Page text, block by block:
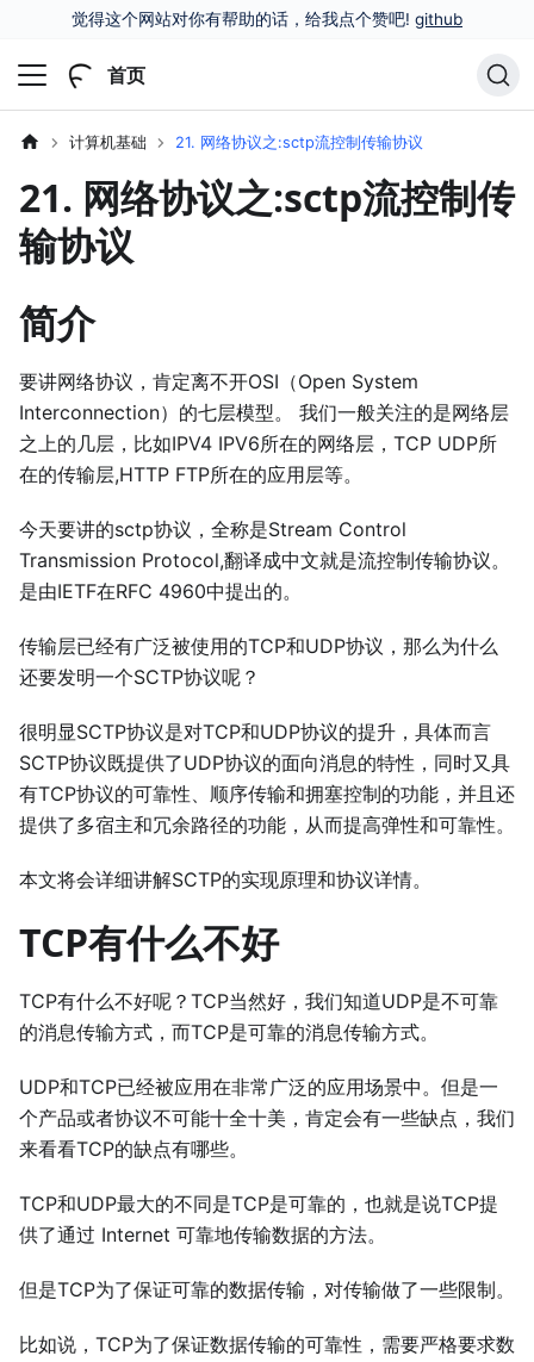
觉得这个网站对你有帮助的话，给我点个赞吧! github
首页
计算机基础 21. 网络协议之:sctp流控制传输协议
21. 网络协议之:sctp流控制传
输协议
简介
要讲网络协议，肯定离不开OSI（Open System
Interconnection）的七层模型。 我们一般关注的是网络层
之上的几层，比如IPV4 IPV6所在的网络层，TCP UDP所
在的传输层,HTTP FTP所在的应用层等。
今天要讲的sctp协议，全称是Stream Control
Transmission Protocol,翻译成中文就是流控制传输协议。
是由IETF在RFC 4960中提出的。
传输层已经有广泛被使用的TCP和UDP协议，那么为什么
还要发明一个SCTP协议呢？
很明显SCTP协议是对TCP和UDP协议的提升，具体而言
SCTP协议既提供了UDP协议的面向消息的特性，同时又具
有TCP协议的可靠性、顺序传输和拥塞控制的功能，并且还
提供了多宿主和冗余路径的功能，从而提高弹性和可靠性。
本文将会详细讲解SCTP的实现原理和协议详情。
TCP有什么不好
TCP有什么不好呢？TCP当然好，我们知道UDP是不可靠
的消息传输方式，而TCP是可靠的消息传输方式。
UDP和TCP已经被应用在非常广泛的应用场景中。但是一
个产品或者协议不可能十全十美，肯定会有一些缺点，我们
来看看TCP的缺点有哪些。
TCP和UDP最大的不同是TCP是可靠的，也就是说TCP提
供了通过 Internet 可靠地传输数据的方法。
但是TCP为了保证可靠的数据传输，对传输做了一些限制。
比如说，TCP为了保证数据传输的可靠性，需要严格要求数